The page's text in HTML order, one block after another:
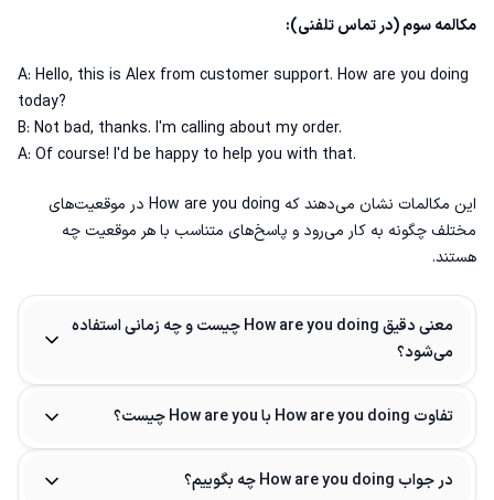
مکالمه سوم (در تماس تلفنی):
A: Hello, this is Alex from customer support. How are you doing
today?
B: Not bad, thanks. I'm calling about my order.
A: Of course! I'd be happy to help you with that.
این مکالمات نشان می‌دهند که How are you doing در موقعیت‌های
مختلف چگونه به کار می‌رود و پاسخ‌های متناسب با هر موقعیت چه
هستند.
معنی دقیق How are you doing چیست و چه زمانی استفاده
می‌شود؟
تفاوت How are you doing با How are you چیست؟
در جواب How are you doing چه بگوییم؟